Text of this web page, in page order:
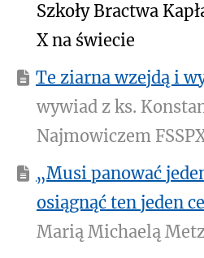
Szkoły Bractwa
X na świecie
Te ziarna wzejdą i
wywiad z ks.
Najmowiczem
„Musi panować
osiągnąć ten jeden
Marią Michaelą